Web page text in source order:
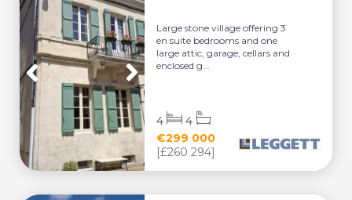
Large stone village offering 3
en suite bedrooms and one
large attic, garage, cellars and
enclosed g...
€299 000
[£260 294]
4 4